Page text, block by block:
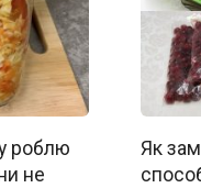
роблю
не
Як